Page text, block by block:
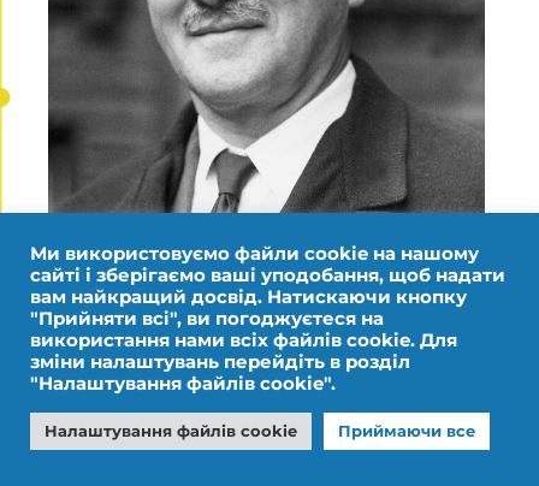
1979
Березень
Смерть в Худжарраї (16 березня)
Ми використовуємо файли cookie на нашому
сайті і зберігаємо ваші уподобання, щоб надати
вам найкращий досвід. Натискаючи кнопку
"Прийняти всі", ви погоджуєтеся на
використання нами всіх файлів cookie. Для
зміни налаштувань перейдіть в розділ
"Налаштування файлів cookie".
Налаштування файлів cookie Приймаючи все